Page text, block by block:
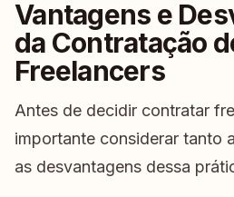
Vantagens e
da Contratação
Freelancers
Antes de decidir contratar
importante considerar tanto
as desvantagens dessa